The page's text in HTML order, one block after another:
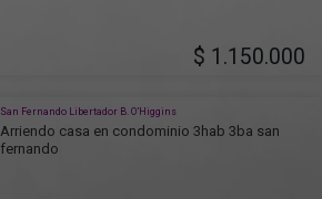
$ 1.150.000
San Fernando Libertador B. O’Higgins
Arriendo casa en condominio 3hab 3ba san
fernando